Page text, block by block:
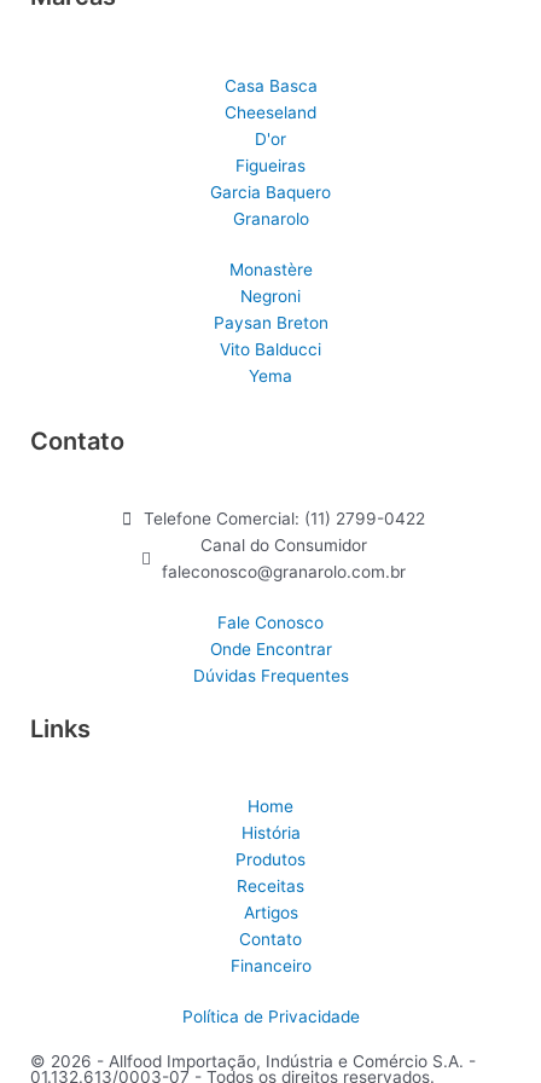
Casa Basca
Cheeseland
D'or
Figueiras
Garcia Baquero
Granarolo
Monastère
Negroni
Paysan Breton
Vito Balducci
Yema
Contato
Telefone Comercial: (11) 2799-0422
Canal do Consumidor
faleconosco@granarolo.com.br
Fale Conosco
Onde Encontrar
Dúvidas Frequentes
Links
Home
História
Produtos
Receitas
Artigos
Contato
Financeiro
Política de Privacidade
© 2026 - Allfood Importação, Indústria e Comércio S.A. -
01.132.613/0003-07 - Todos os direitos reservados.